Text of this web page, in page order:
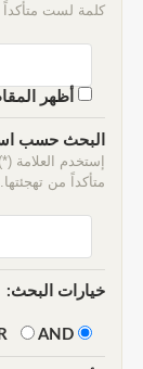
كلمة لست متأكداً
أظهر
البحث حسب
إستخدم
متأكداً من تهجئتها.
خيارات البحث:
AND